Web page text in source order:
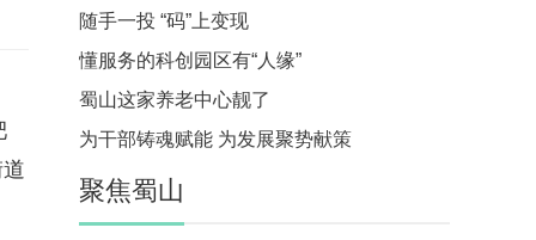
随手一投 “码”上变现
懂服务的科创园区有“人缘”
蜀山这家养老中心靓了
为干部铸魂赋能 为发展聚势献策
聚焦蜀山